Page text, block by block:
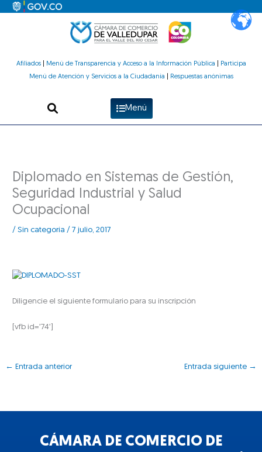
Afiliados| Menú de Transparencia y Acceso a la Información Pública
Participa
Menú de Atención y Servicios a la Ciudadanía
Respuestas anónimas
Menú
Diplomado en Sistemas de Gestión,
Seguridad Industrial y Salud
Ocupacional
/Sin categoría / 7 julio, 2017
Diligencie el siguiente formulario para su inscripción
[vfb id=’74’]
← Entrada anterior Entrada siguiente →
CÁMARA DE COMERCIO DE